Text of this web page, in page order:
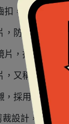
，騎車穿脫好
，防護力更強
片，採用抗
，又稱內藏鏡
，採用奈米竹
設計，提供臉